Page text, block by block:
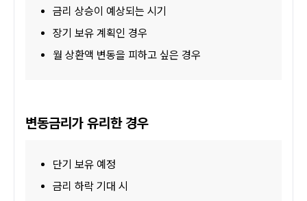
금리 상승이 예상되는 시기
장기 보유 계획인 경우
월 상환액 변동을 피하고 싶은 경우
변동금리가 유리한 경우
단기 보유 예정
금리 하락 기대 시